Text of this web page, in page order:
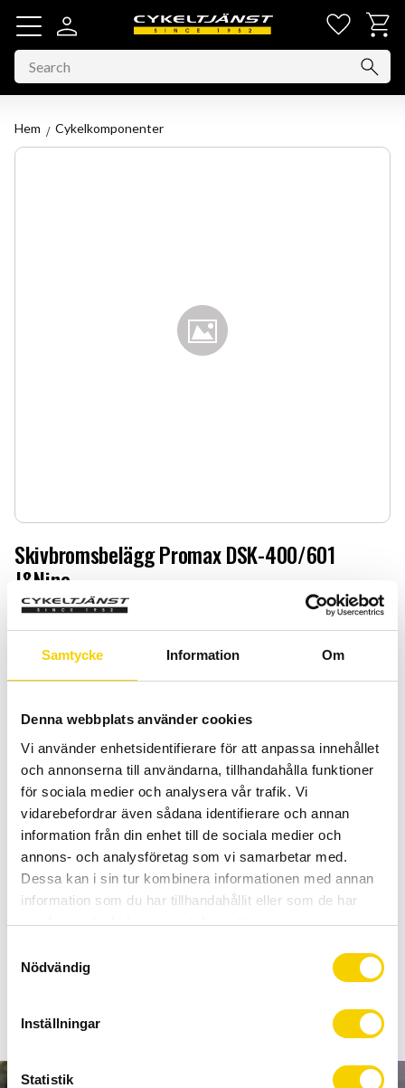
Samtycke Information Om
Denna webbplats använder cookies
Vi använder enhetsidentifierare för att anpassa innehållet
och annonserna till användarna, tillhandahålla funktioner
för sociala medier och analysera vår trafik. Vi
vidarebefordrar även sådana identifierare och annan
information från din enhet till de sociala medier och
annons- och analysföretag som vi samarbetar med.
Dessa kan i sin tur kombinera informationen med annan
information som du har tillhandahållit eller som de har
samlat in när du har använt deras tjänster.
c
k
Nödvändig
Inställningar
Statistik
Menu
Basket
Hem Cykelkomponenter
Skivbromsbelägg Promax DSK-400/601
J&Nine
Skivbromsbelägg Promax DSK-400/601 J&Nine
129:-
-
BUY
Certifierad cykelservice & Shimano Service Center
Allt inom cykel på ett ställe
Kunnig personal och hög kundnöjdhet